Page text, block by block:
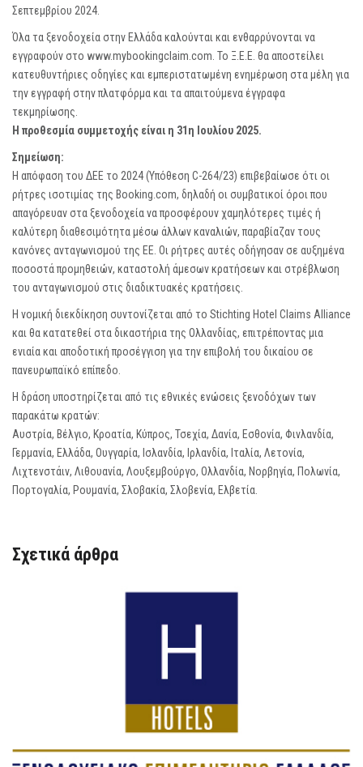
Σεπτεμβρίου 2024.
Όλα τα ξενοδοχεία στην Ελλάδα καλούνται και ενθαρρύνονται να
εγγραφούν στο www.mybookingclaim.com . Το Ξ.Ε.Ε. θα αποστείλει
κατευθυντήριες οδηγίες και εμπεριστατωμένη ενημέρωση στα μέλη για
την εγγραφή στην πλατφόρμα και τα απαιτούμενα έγγραφα
τεκμηρίωσης.
Η προθεσμία συμμετοχής είναι η 31η Ιουλίου 2025.
Σημείωση:
Η απόφαση του ΔΕΕ το 2024 (Υπόθεση C-264/23) επιβεβαίωσε ότι οι
ρήτρες ισοτιμίας της Booking.com, δηλαδή οι συμβατικοί όροι που
απαγόρευαν στα ξενοδοχεία να προσφέρουν χαμηλότερες τιμές ή
καλύτερη διαθεσιμότητα μέσω άλλων καναλιών, παραβίαζαν τους
κανόνες ανταγωνισμού της ΕΕ. Οι ρήτρες αυτές οδήγησαν σε αυξημένα
ποσοστά προμηθειών, καταστολή άμεσων κρατήσεων και στρέβλωση
του ανταγωνισμού στις διαδικτυακές κρατήσεις.
Η νομική διεκδίκηση συντονίζεται από το Stichting Hotel Claims Alliance
και θα κατατεθεί στα δικαστήρια της Ολλανδίας, επιτρέποντας μια
ενιαία και αποδοτική προσέγγιση για την επιβολή του δικαίου σε
πανευρωπαϊκό επίπεδο.
Η δράση υποστηρίζεται από τις εθνικές ενώσεις ξενοδόχων των
παρακάτω κρατών:
Αυστρία, Βέλγιο, Κροατία, Κύπρος, Τσεχία, Δανία, Εσθονία, Φινλανδία,
Γερμανία, Ελλάδα, Ουγγαρία, Ισλανδία, Ιρλανδία, Ιταλία, Λετονία,
Λιχτενστάιν, Λιθουανία, Λουξεμβούργο, Ολλανδία, Νορβηγία, Πολωνία,
Πορτογαλία, Ρουμανία, Σλοβακία, Σλοβενία, Ελβετία.
Σχετικά άρθρα